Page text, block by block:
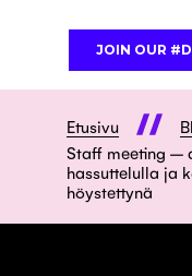
Etusivu
Staff meeting –
hassuttelulla ja
höystettynä